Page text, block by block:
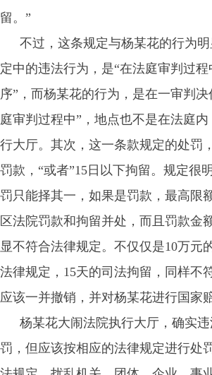
留。”
不过，这条规定与杨某花的行为
定中的违法行为，是“在法庭审判过程
序”，而杨某花的行为，是在一审判
庭审判过程中”，地点也不是在法庭
行大厅。其次，这一条款规定的处罚
罚款，“或者”15日以下拘留。规定很
罚只能择其一，如果是罚款，最高限
区法院罚款和拘留并处，而且罚款金
显不符合法律规定。不仅仅是10万元
法律规定，15天的司法拘留，同样不
应该一并撤销，并对杨某花进行国家
杨某花大闹法院执行大厅，确实
罚，但应该按相应的法律规定进行处